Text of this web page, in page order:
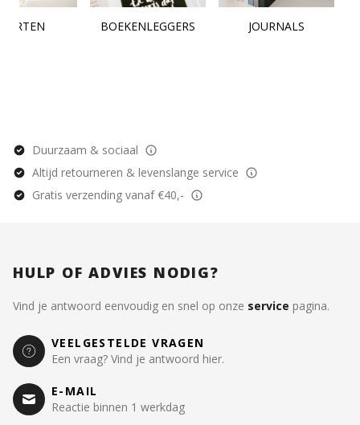
BOEKENLEGGERS JOURNALS
Duurzaam & sociaal
Altijd retourneren & levenslange service
Gratis verzending vanaf €40,-
HULP OF ADVIES NODIG?
Vind je antwoord eenvoudig en snel op onze service pagina.
VEELGESTELDE VRAGEN
Een vraag? Vind je antwoord hier.
E-MAIL
Reactie binnen 1 werkdag